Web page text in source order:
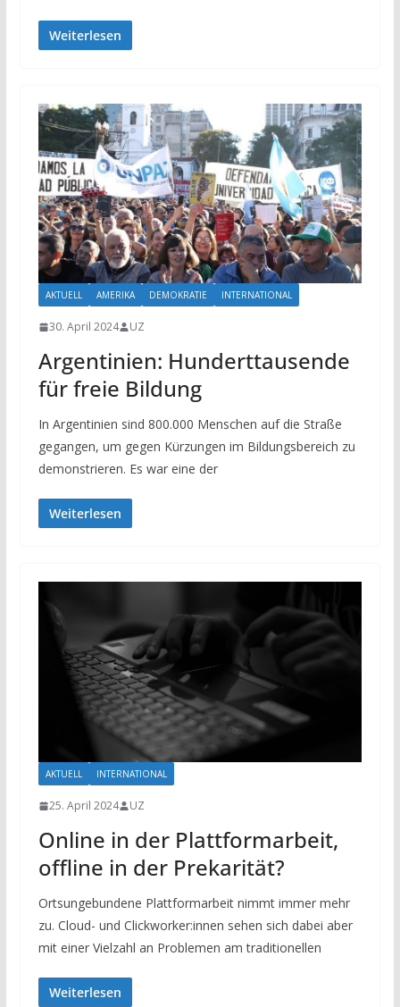
Weiterlesen
AKTUELL AMERIKA DEMOKRATIE INTERNATIONAL
30. April 2024 UZ
Argentinien: Hunderttausende
für freie Bildung
In Argentinien sind 800.000 Menschen auf die Straße
gegangen, um gegen Kürzungen im Bildungsbereich zu
demonstrieren. Es war eine der
Weiterlesen
AKTUELL INTERNATIONAL
25. April 2024 UZ
Online in der Plattformarbeit,
offline in der Prekarität?
Ortsungebundene Plattformarbeit nimmt immer mehr
zu. Cloud- und Clickworker:innen sehen sich dabei aber
mit einer Vielzahl an Problemen am traditionellen
Weiterlesen